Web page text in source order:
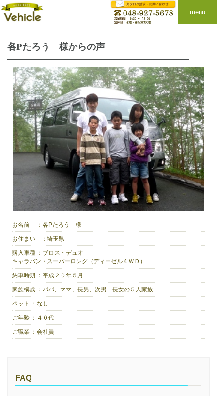
menu
各Pたろう 様からの声
お名前 ：各Pたろう 様
お住まい ：埼玉県
購入車種 ： ブロス・デュオ
キャラバン・スーパーロング（ディーゼル４ＷＤ）
納車時期 ：平成２０年５月
家族構成 ：パパ、ママ、長男、次男、長女の５人家族
ペット ：なし
ご年齢 ： ４０代
ご職業 ：会社員
FAQ